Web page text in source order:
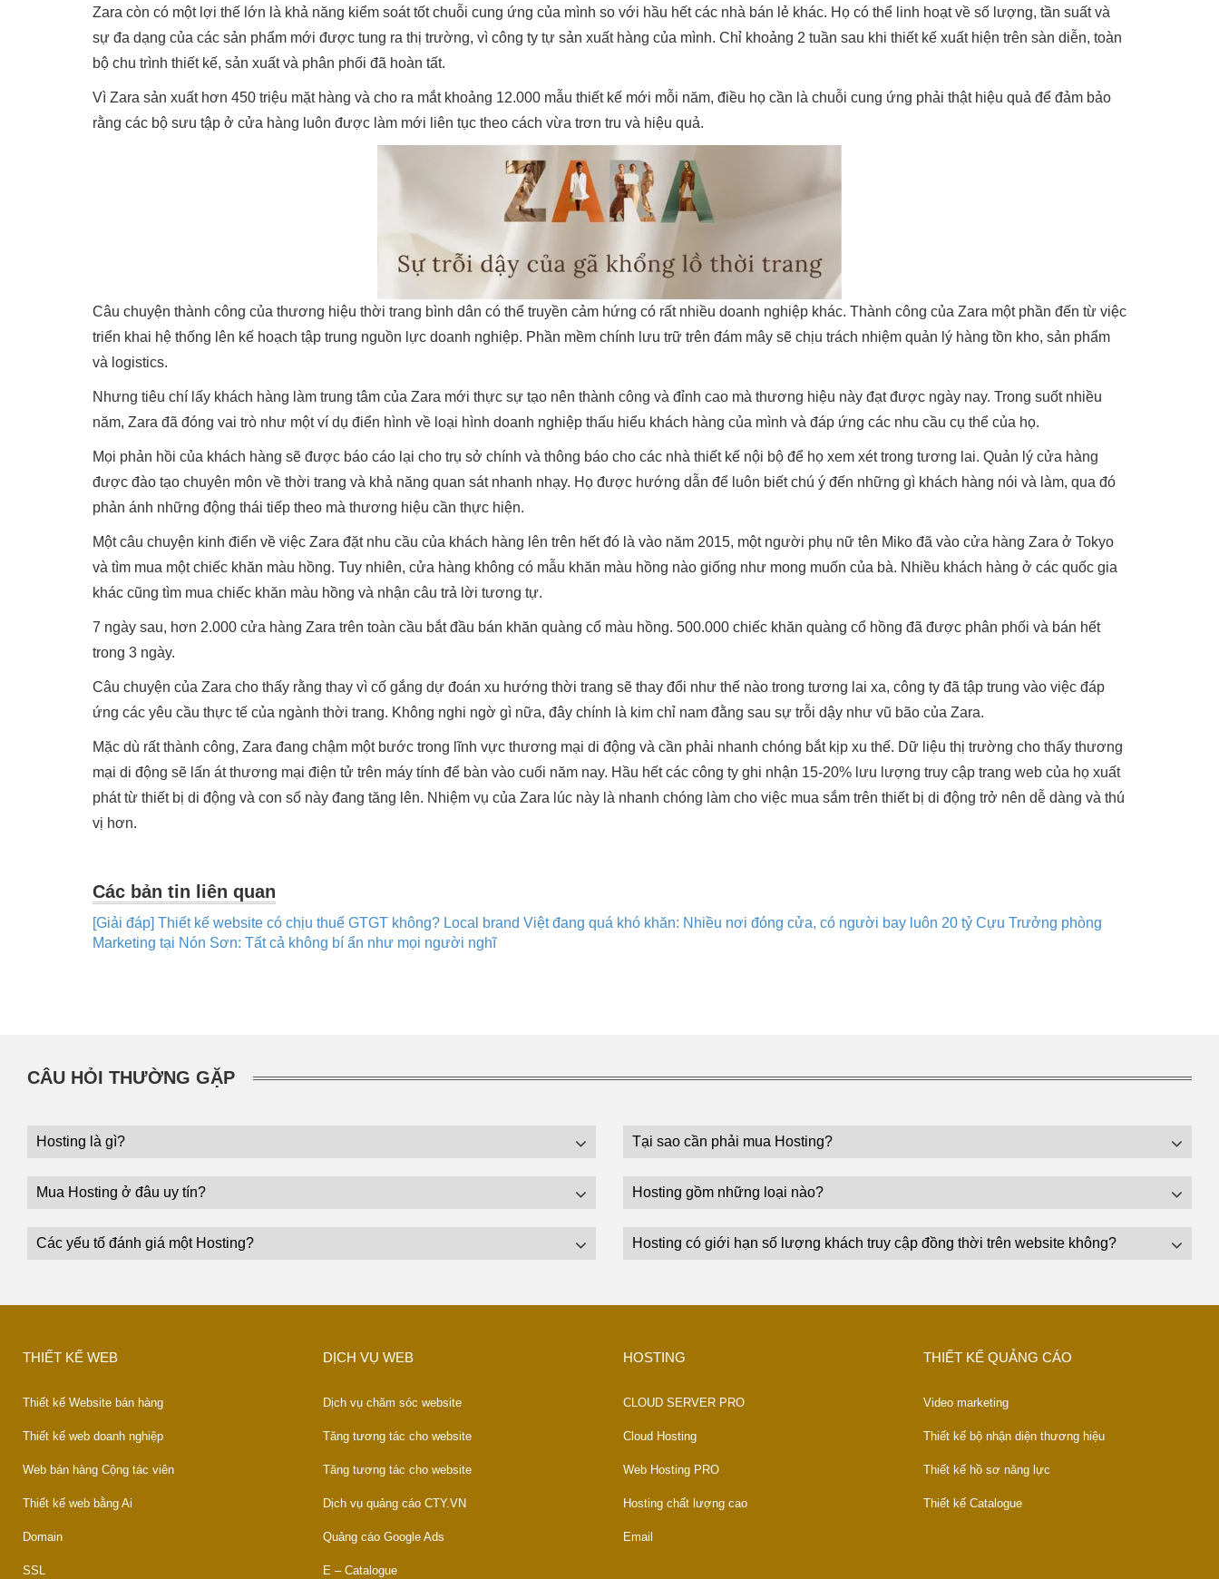
Zara còn có một lợi thế lớn là khả năng kiểm soát tốt chuỗi cung ứng của mình so với hầu hết các nhà bán lẻ khác. Họ có thể linh hoạt về số lượng, tần suất và
sự đa dạng của các sản phẩm mới được tung ra thị trường, vì công ty tự sản xuất hàng của mình. Chỉ khoảng 2 tuần sau khi thiết kế xuất hiện trên sàn diễn, toàn
bộ chu trình thiết kế, sản xuất và phân phối đã hoàn tất.
Vì Zara sản xuất hơn 450 triệu mặt hàng và cho ra mắt khoảng 12.000 mẫu thiết kế mới mỗi năm, điều họ cần là chuỗi cung ứng phải thật hiệu quả để đảm bảo
rằng các bộ sưu tập ở cửa hàng luôn được làm mới liên tục theo cách vừa trơn tru và hiệu quả.
Câu chuyện thành công của thương hiệu thời trang bình dân có thể truyền cảm hứng có rất nhiều doanh nghiệp khác. Thành công của Zara một phần đến từ việc
triển khai hệ thống lên kế hoạch tập trung nguồn lực doanh nghiệp. Phần mềm chính lưu trữ trên đám mây sẽ chịu trách nhiệm quản lý hàng tồn kho, sản phẩm
và logistics.
Nhưng tiêu chí lấy khách hàng làm trung tâm của Zara mới thực sự tạo nên thành công và đỉnh cao mà thương hiệu này đạt được ngày nay. Trong suốt nhiều
năm, Zara đã đóng vai trò như một ví dụ điển hình về loại hình doanh nghiệp thấu hiểu khách hàng của mình và đáp ứng các nhu cầu cụ thể của họ.
Mọi phản hồi của khách hàng sẽ được báo cáo lại cho trụ sở chính và thông báo cho các nhà thiết kế nội bộ để họ xem xét trong tương lai. Quản lý cửa hàng
được đào tạo chuyên môn về thời trang và khả năng quan sát nhanh nhạy. Họ được hướng dẫn để luôn biết chú ý đến những gì khách hàng nói và làm, qua đó
phản ánh những động thái tiếp theo mà thương hiệu cần thực hiện.
Một câu chuyện kinh điển về việc Zara đặt nhu cầu của khách hàng lên trên hết đó là vào năm 2015, một người phụ nữ tên Miko đã vào cửa hàng Zara ở Tokyo
và tìm mua một chiếc khăn màu hồng. Tuy nhiên, cửa hàng không có mẫu khăn màu hồng nào giống như mong muốn của bà. Nhiều khách hàng ở các quốc gia
khác cũng tìm mua chiếc khăn màu hồng và nhận câu trả lời tương tự.
7 ngày sau, hơn 2.000 cửa hàng Zara trên toàn cầu bắt đầu bán khăn quàng cổ màu hồng. 500.000 chiếc khăn quàng cổ hồng đã được phân phối và bán hết
trong 3 ngày.
Câu chuyện của Zara cho thấy rằng thay vì cố gắng dự đoán xu hướng thời trang sẽ thay đổi như thế nào trong tương lai xa, công ty đã tập trung vào việc đáp
ứng các yêu cầu thực tế của ngành thời trang. Không nghi ngờ gì nữa, đây chính là kim chỉ nam đằng sau sự trỗi dậy như vũ bão của Zara.
Mặc dù rất thành công, Zara đang chậm một bước trong lĩnh vực thương mại di động và cần phải nhanh chóng bắt kịp xu thế. Dữ liệu thị trường cho thấy thương
mại di động sẽ lấn át thương mại điện tử trên máy tính để bàn vào cuối năm nay. Hầu hết các công ty ghi nhận 15-20% lưu lượng truy cập trang web của họ xuất
phát từ thiết bị di động và con số này đang tăng lên. Nhiệm vụ của Zara lúc này là nhanh chóng làm cho việc mua sắm trên thiết bị di động trở nên dễ dàng và thú
vị hơn.
Các bản tin liên quan
[Giải đáp] Thiết kế website có chịu thuế GTGT không? Local brand Việt đang quá khó khăn: Nhiều nơi đóng cửa, có người bay luôn 20 tỷ Cựu Trưởng phòng
Marketing tại Nón Sơn: Tất cả không bí ẩn như mọi người nghĩ
CÂU HỎI THƯỜNG GẶP
Hosting là gì? Tại sao cần phải mua Hosting?
Mua Hosting ở đâu uy tín? Hosting gồm những loại nào?
Các yếu tố đánh giá một Hosting? Hosting có giới hạn số lượng khách truy cập đồng thời trên website không?
THIẾT KẾ WEB
Thiết kế Website bán hàng
Thiết kế web doanh nghiệp
Web bán hàng Cộng tác viên
Thiết kế web bằng Ai
Domain
SSL
DỊCH VỤ WEB
Dịch vụ chăm sóc website
Tăng tương tác cho website
Tăng tương tác cho website
Dịch vụ quảng cáo CTY.VN
Quảng cáo Google Ads
E – Catalogue
HOSTING
CLOUD SERVER PRO
Cloud Hosting
Web Hosting PRO
Hosting chất lượng cao
Email
THIẾT KẾ QUẢNG CÁO
Video marketing
Thiết kế bộ nhận diện thương hiệu
Thiết kế hồ sơ năng lực
Thiết kế Catalogue